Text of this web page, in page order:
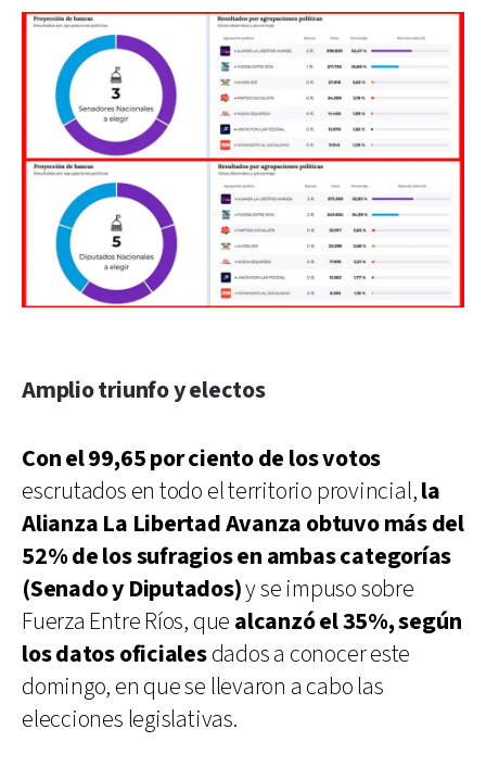
Amplio triunfo y electos
Con el 99,65 por ciento de los votos
escrutados en todo el territorio provincial,la
Alianza La Libertad Avanza obtuvo más del
52% de los sufragios en ambas categorías
(Senado y Diputados)y se impuso sobre
Fuerza Entre Ríos, que alcanzó el 35%, según
los datos oficialesdados a conocer este
domingo, en que se llevaron a cabo las
elecciones legislativas.